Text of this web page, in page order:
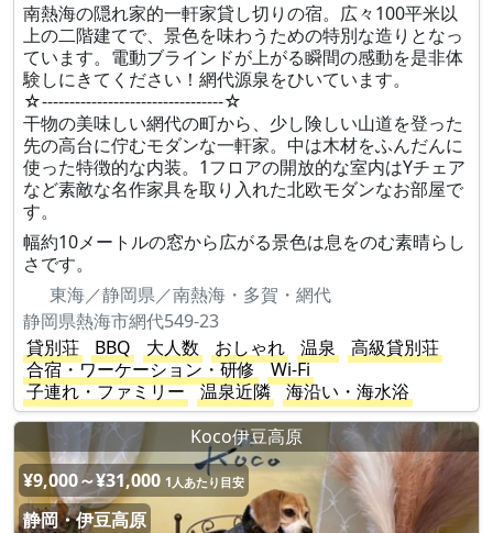
南熱海の隠れ家的一軒家貸し切りの宿。広々100平米以
上の二階建てで、景色を味わうための特別な造りとなっ
ています。電動ブラインドが上がる瞬間の感動を是非体
験しにきてください！網代源泉をひいています。
☆---------------------------------☆
干物の美味しい網代の町から、少し険しい山道を登った
先の高台に佇むモダンな一軒家。中は木材をふんだんに
使った特徴的な内装。1フロアの開放的な室内はYチェア
など素敵な名作家具を取り入れた北欧モダンなお部屋で
す。
幅約10メートルの窓から広がる景色は息をのむ素晴らし
さです。
東海／静岡県／南熱海・多賀・網代
静岡県熱海市網代549-23
貸別荘
BBQ 大人数 おしゃれ 温泉
高級貸別荘
合宿・ワーケーション・研修
Wi-Fi
子連れ・ファミリー
温泉近隣
海沿い・海水浴
Koco伊豆高原
¥9,000～¥31,000 1人あたり目安
静岡・伊豆高原